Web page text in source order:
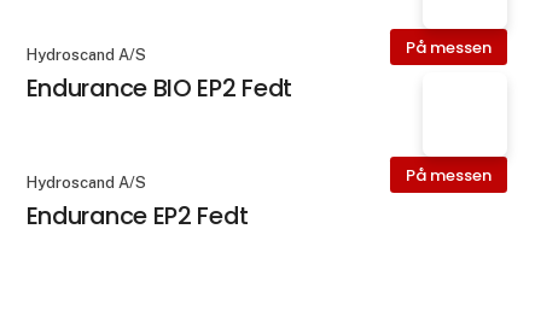
På messen
Hydroscand A/S
Endurance BIO EP2 Fedt
På messen
Hydroscand A/S
Endurance EP2 Fedt